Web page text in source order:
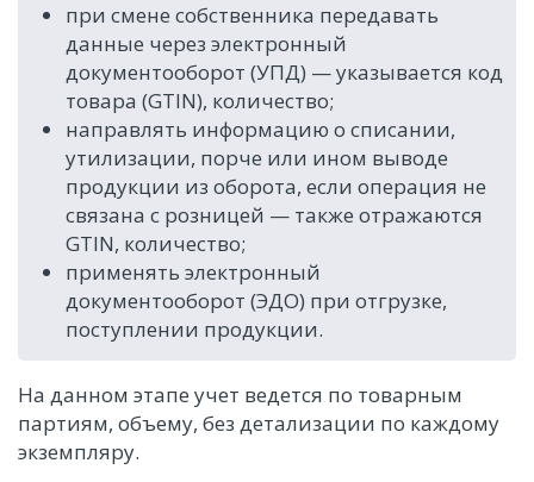
при смене собственника передавать
данные через электронный
документооборот (УПД) — указывается код
товара (GTIN), количество;
направлять информацию о списании,
утилизации, порче или ином выводе
продукции из оборота, если операция не
связана с розницей — также отражаются
GTIN, количество;
применять электронный
документооборот (ЭДО) при отгрузке,
поступлении продукции.
На данном этапе учет ведется по товарным
партиям, объему, без детализации по каждому
экземпляру.